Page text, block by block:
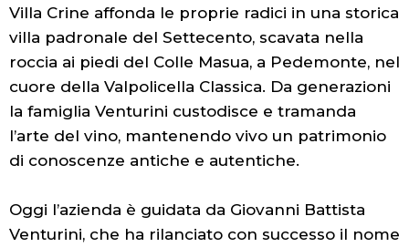
Villa Crine affonda le proprie radici in una storica
villa padronale del Settecento, scavata nella
roccia ai piedi del Colle Masua, a Pedemonte, nel
cuore della Valpolicella Classica. Da generazioni
la famiglia Venturini custodisce e tramanda
l’arte del vino, mantenendo vivo un patrimonio
di conoscenze antiche e autentiche.
Oggi l’azienda è guidata da Giovanni Battista
Venturini, che ha rilanciato con successo il nome